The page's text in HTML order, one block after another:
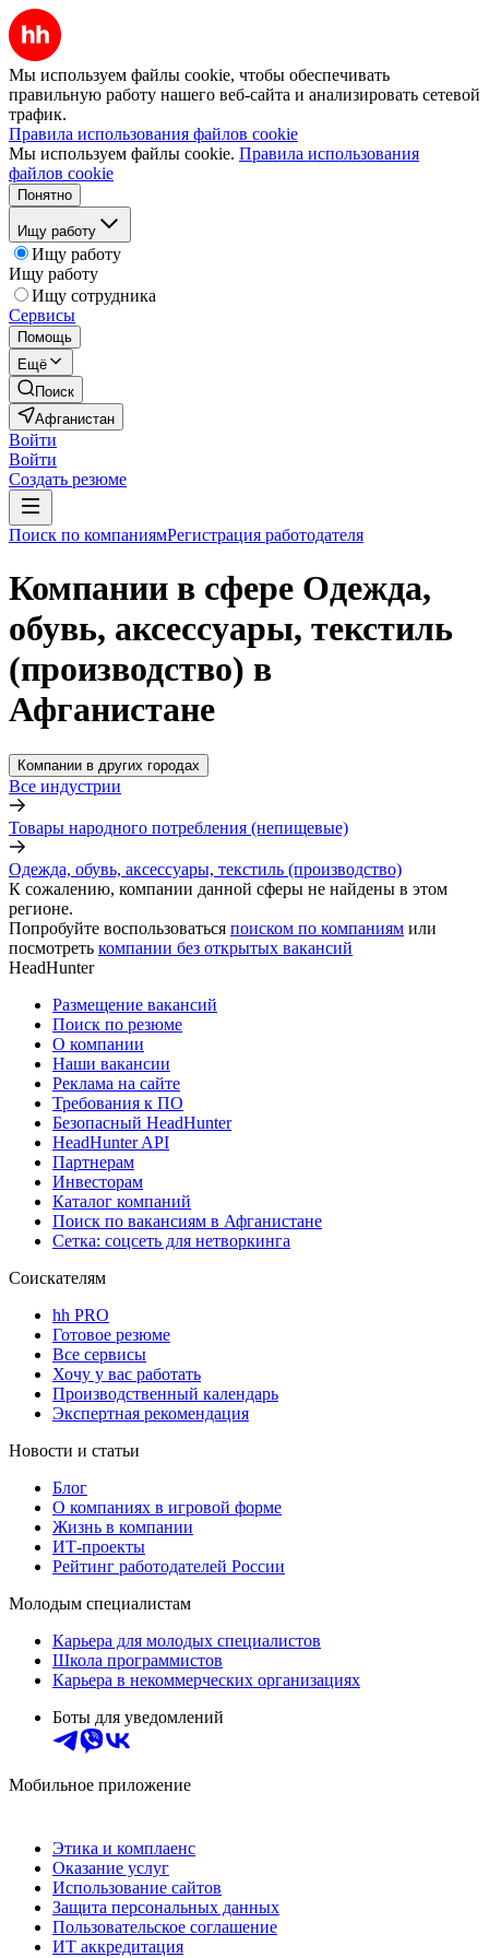
Мы используем файлы cookie, чтобы обеспечивать
правильную работу нашего веб-сайта и анализировать сетевой
трафик.
Правила использования файлов cookie
Мы используем файлы cookie. Правила использования
файлов cookie
Понятно
Ищу работу
Ищу работу
Ищу работу
Ищу сотрудника
Сервисы
Помощь
Ещё
Поиск
Афганистан
Войти
Войти
Создать резюме
Поиск по компаниямРегистрация работодателя
Компании в сфере Одежда,
обувь, аксессуары, текстиль
(производство) в
Афганистане
Компании в других городах
Все индустрии
Товары народного потребления (непищевые)
Одежда, обувь, аксессуары, текстиль (производство)
К сожалению, компании данной сферы не найдены в этом
регионе.
Попробуйте воспользоваться поиском по компаниям или
посмотреть компании без открытых вакансий
HeadHunter
Размещение вакансий
Поиск по резюме
О компании
Наши вакансии
Реклама на сайте
Требования к ПО
Безопасный HeadHunter
HeadHunter API
Партнерам
Инвесторам
Каталог компаний
Поиск по вакансиям в Афганистане
Сетка: соцсеть для нетворкинга
Соискателям
hh PRO
Готовое резюме
Все сервисы
Хочу у вас работать
Производственный календарь
Экспертная рекомендация
Новости и статьи
Блог
О компаниях в игровой форме
Жизнь в компании
ИТ-проекты
Рейтинг работодателей России
Молодым специалистам
Карьера для молодых специалистов
Школа программистов
Карьера в некоммерческих организациях
Боты для уведомлений
Мобильное приложение
Этика и комплаенс
Оказание услуг
Использование сайтов
Защита персональных данных
Пользовательское соглашение
ИТ аккредитация